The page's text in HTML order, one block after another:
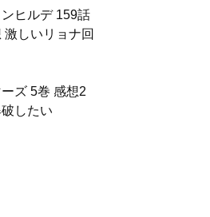
ヒルデ 159話
激しいリョナ回
ズ 5巻 感想2
したい